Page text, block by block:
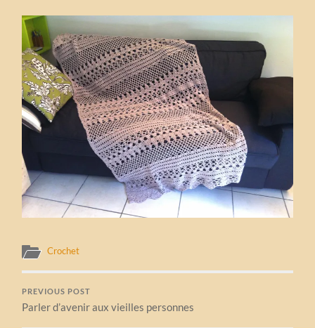
Crochet
PREVIOUS POST
Parler d’avenir aux vieilles personnes